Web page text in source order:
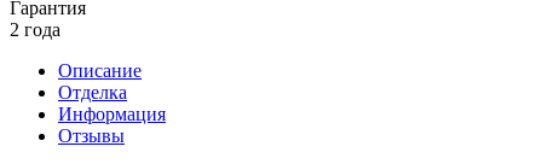
Гарантия
2 года
Описание
Отделка
Информация
Отзывы